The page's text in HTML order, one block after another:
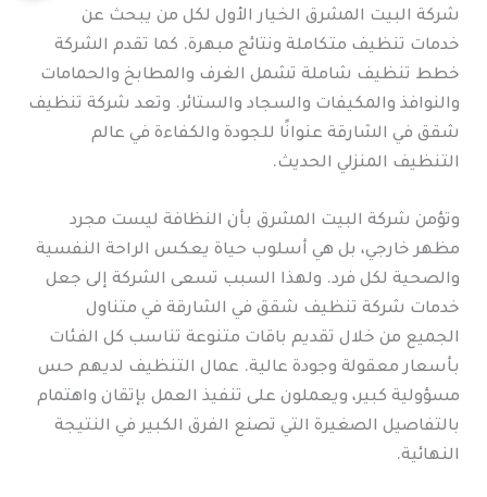
شركة البيت المشرق الخيار الأول لكل من يبحث عن
خدمات تنظيف متكاملة ونتائج مبهرة. كما تقدم الشركة
خطط تنظيف شاملة تشمل الغرف والمطابخ والحمامات
والنوافذ والمكيفات والسجاد والستائر. وتعد شركة تنظيف
شقق في الشارقة عنوانًا للجودة والكفاءة في عالم
التنظيف المنزلي الحديث.
وتؤمن شركة البيت المشرق بأن النظافة ليست مجرد
مظهر خارجي، بل هي أسلوب حياة يعكس الراحة النفسية
والصحية لكل فرد. ولهذا السبب تسعى الشركة إلى جعل
خدمات شركة تنظيف شقق في الشارقة في متناول
الجميع من خلال تقديم باقات متنوعة تناسب كل الفئات
بأسعار معقولة وجودة عالية. عمال التنظيف لديهم حس
مسؤولية كبير، ويعملون على تنفيذ العمل بإتقان واهتمام
بالتفاصيل الصغيرة التي تصنع الفرق الكبير في النتيجة
النهائية.